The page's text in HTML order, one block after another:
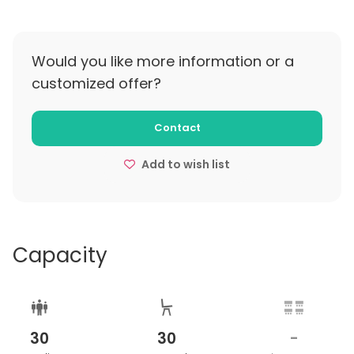
Would you like more information or a
customized offer?
Contact
Add to wish list
Capacity
30 30 -